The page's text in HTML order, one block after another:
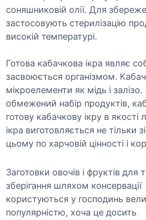
соняшниковій олії. Для
застосовують стерилізацію
високій температурі.
Готова кабачкова ікра являє
засвоюється організмом.
мікроелементи як мідь і
обмежений набір продуктів,
готову кабачкову ікру в
ікра виготовляється не тільки
цьому по харчовій цінності і
Заготовки овочів і фруктів для
зберігання шляхом консервації
користуються у господинь
популярністю, хоча це досить